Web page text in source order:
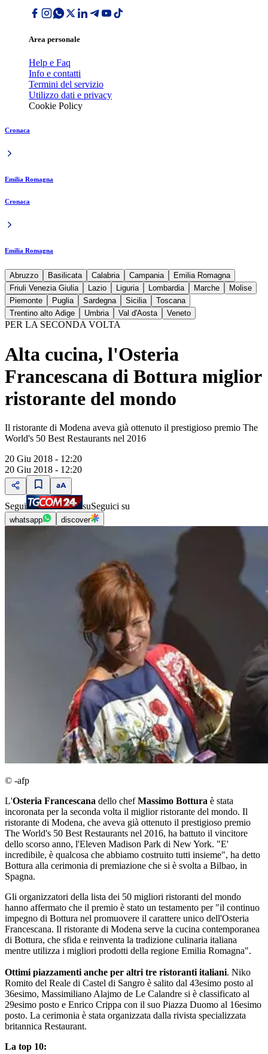
Area personale
Help e Faq
Info e contatti
Termini del servizio
Utilizzo dati e privacy
Cookie Policy
Cronaca
Emilia Romagna
Cronaca
Emilia Romagna
Abruzzo Basilicata Calabria Campania
Emilia Romagna
Friuli Venezia Giulia
Lazio Liguria Lombardia Marche
Molise
Piemonte
Puglia Sardegna Sicilia
Toscana
Trentino alto Adige
Umbria Val d'Aosta Veneto
PER LA SECONDA VOLTA
Alta cucina, l'Osteria
Francescana di Bottura miglior
ristorante del mondo
Il ristorante di Modena aveva già ottenuto il prestigioso premio The
World's 50 Best Restaurants nel 2016
20 Giu 2018 - 12:20
20 Giu 2018 - 12:20
Segui suSeguici su
whatsapp discover
© -afp
L'Osteria Francescana dello chefMassimo Bottura è stata
incoronata per la seconda volta il miglior ristorante del mondo. Il
ristorante di Modena, che aveva già ottenuto il prestigioso premio
The World's 50 Best Restaurants nel 2016, ha battuto il vincitore
dello scorso anno, l'Eleven Madison Park di New York. "E'
incredibile, è qualcosa che abbiamo costruito tutti insieme", ha detto
Bottura alla cerimonia di premiazione che si è svolta a Bilbao, in
Spagna.
Gli organizzatori della lista dei 50 migliori ristoranti del mondo
hanno affermato che il premio è stato un testamento per "il continuo
impegno di Bottura nel promuovere il carattere unico dell'Osteria
Francescana. Il ristorante di Modena serve la cucina contemporanea
di Bottura, che sfida e reinventa la tradizione culinaria italiana
mentre utilizza i migliori prodotti della regione Emilia Romagna".
Ottimi piazzamenti anche per altri tre ristoranti italiani. Niko
Romito del Reale di Castel di Sangro è salito dal 43esimo posto al
36esimo, Massimiliano Alajmo de Le Calandre si è classificato al
29esimo posto e Enrico Crippa con il suo Piazza Duomo al 16esimo
posto. La cerimonia è stata organizzata dalla rivista specializzata
britannica Restaurant.
La top 10: